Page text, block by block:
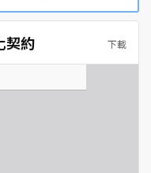
契約 下載